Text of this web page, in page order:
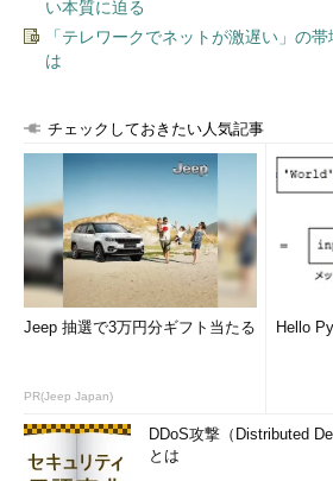
い本質に迫る
「テレワークでネットが激遅い」の
は
チェックしておきたい人気記事
Jeep 抽選で3万円分ギフト当たる
PR(Jeep Japan)
Hello
DDoS攻撃（Distributed
とは